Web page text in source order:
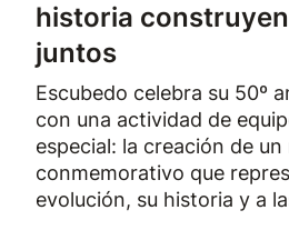
historia
juntos
Escubedo celebra su 50º
con una actividad de
especial: la creación de un
conmemorativo que
evolución, su historia y a